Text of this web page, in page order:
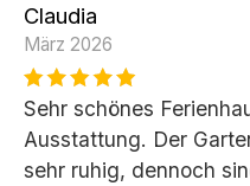
Claudia
März 2026
Sehr schönes
Ausstattung. Der
sehr ruhig, dennoch